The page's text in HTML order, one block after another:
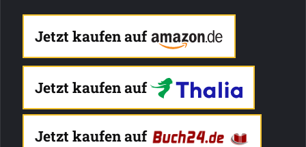
Jetzt kaufen auf
Jetzt kaufen auf
Jetzt kaufen auf